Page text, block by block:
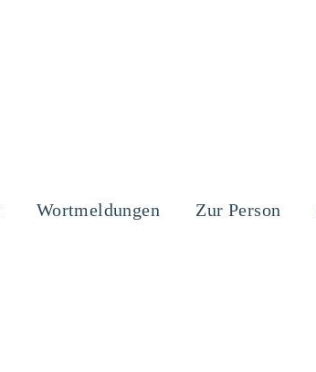
Wortmeldungen Zur Person